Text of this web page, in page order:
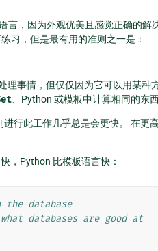
言，因为外观优美且感觉正确的
习，但是最有用的准则之一是：
理事情，但仅仅因为它可以用某种
、Python 或模板中计算相同的东
行此工作几乎总是会更快。 在更
，Python 比模板语言快：
the database
databases are good at